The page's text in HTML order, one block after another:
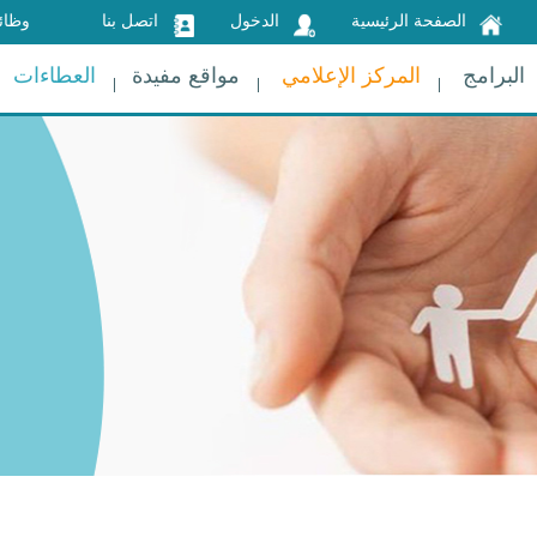
الصفحة الرئيسية الدخول اتصل بنا
البرامج المركز الإعلامي مواقع مفيدة العطاءات